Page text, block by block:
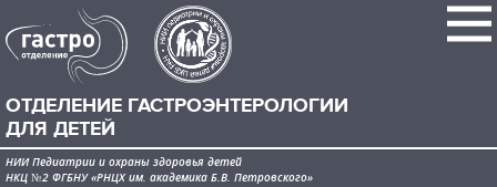
ОТДЕЛЕНИЕ ГАСТРОЭНТЕРОЛОГИИ
ДЛЯ ДЕТЕЙ
НИИ Педиатрии и охраны здоровья детей
НКЦ №2 ФГБНУ «РНЦХ им. академика Б.В. Петровского»